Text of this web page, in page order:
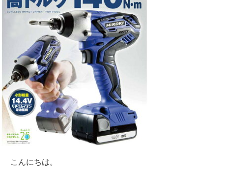
こちらの商品は、角材や板材の合わせや寸取りが高精度にき
特徴の「2段スライド」により、コンパクトながら幅312ｍｍ
キャリングハンドルがついているので、可搬時のバランス性
す。
こんにちは。